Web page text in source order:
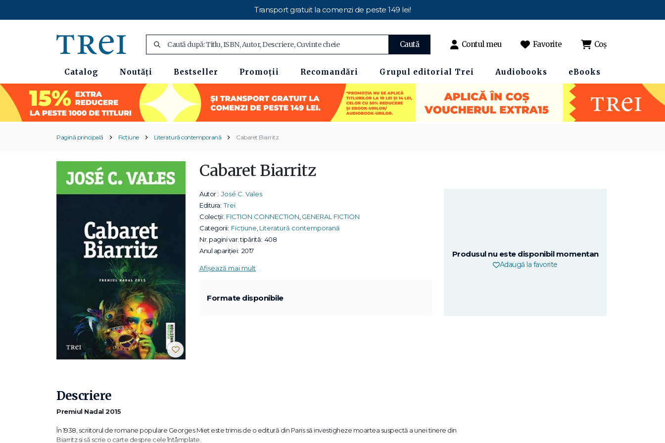
Transport gratuit la comenzi de peste 149 lei!
Caută Contul meu Favorite Coș
Catalog Noutăți Bestseller Promoții Recomandări Grupul editorial Trei Audiobooks eBooks
Pagină principală Ficțiune Literatură contemporană Cabaret Biarritz
Cabaret Biarritz
Autor : José C. Vales
Editura: Trei
Colecții: FICTION CONNECTION GENERAL FICTION
Categorii: Ficțiune Literatură contemporană
Nr. pagini var. tipărită: 408
Anul apariției: 2017
Afișează mai mult
Formate disponibile
Produsul nu este disponibil momentan
Adaugă la favorite
Descriere
Premiul Nadal 2015
În 1938, scriitorul de romane populare Georges Miet este trimis de o editură din Paris să investigheze moartea suspectă a unei tinere din
Biarritz și să scrie o carte despre cele întâmplate.